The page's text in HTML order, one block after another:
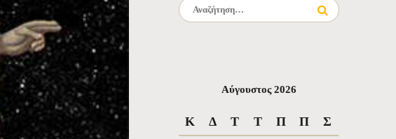
Αναζήτηση για:
Αύγουστος 2026
Κ Δ Τ Τ Π Π Σ